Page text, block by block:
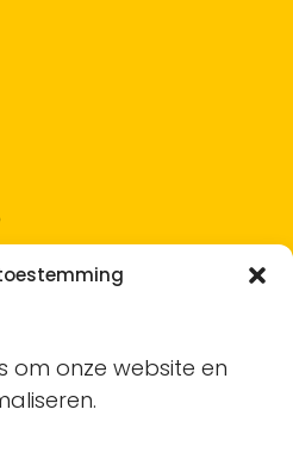
om onze website en
kost het?